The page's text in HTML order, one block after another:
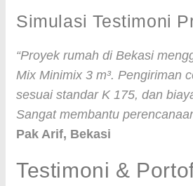
Simulasi Testimoni
“Proyek rumah di Bekasi
Mix Minimix 3 m³. Pengiriman
sesuai standar K 175, dan
Sangat membantu
Pak Arif, Bekasi
Testimoni &